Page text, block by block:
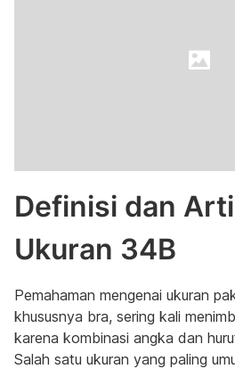
Definisi dan
Ukuran 34B
Pemahaman mengenai ukuran
khususnya bra, sering kali
karena kombinasi angka dan
Salah satu ukuran yang paling